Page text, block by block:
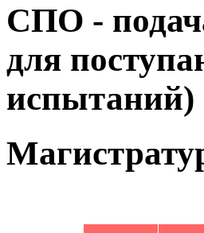
СПО -
для
испытаний)